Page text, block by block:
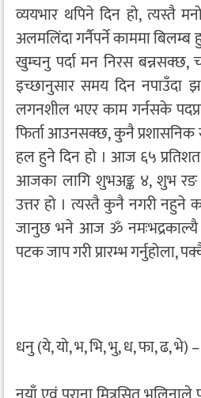
व्ययभार थपिने दिन हो, त्यस्तै
अलमलिंदा गर्नैपर्ने काममा बिलम्ब
खुम्चनु पर्दा मन निरस बन्नसक्छ,
इच्छानुसार समय दिन नपाउँदा
लगनशील भएर काम गर्नसके
फिर्ता आउनसक्छ, कुनै प्रशासनिक
हल हुने दिन हो । आज ६५
आजका लागि शुभअङ्क ४, शुभ रङ
उत्तर हो । त्यस्तै कुनै नगरी नहुने
जानुछ भने आज ॐ नमःभद्रकाल्यै
पटक जाप गरी प्रारम्भ गर्नुहोला,
धनु (ये, यो, भ, भि, भु, ध, फा, ढ, भे) –